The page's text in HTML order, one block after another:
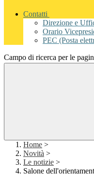
Contatti
Direzione e
Orario
PEC (Posta
Campo di ricerca per le
Home >
Novità >
Le notizie >
Salone